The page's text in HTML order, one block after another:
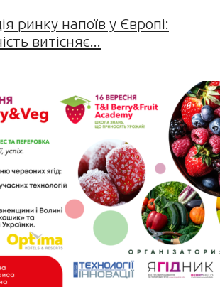
ринку напоїв у Європі:
витісняє...